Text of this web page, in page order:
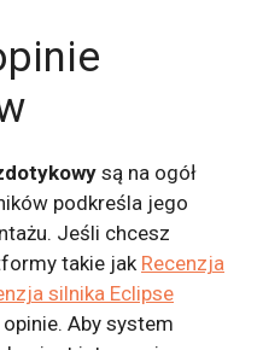
są na ogół
podkreśla jego
Jeśli chcesz
takie jak Recenzja
silnika Eclipse
Aby system